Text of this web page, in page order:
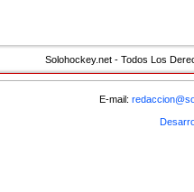
Solohockey.net - Todos Los
E-mail: